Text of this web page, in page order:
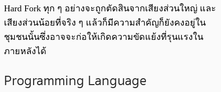
Hard Fork ทุก ๆ อย่างจะถูกตัดสินจากเสียงส่วนใหญ่ และ
เสียงส่วนน้อยที่จริง ๆ แล้วก็มีความสำคัญก็ยังคงอยู่ใน
ชุมชนนั้นซึ่งอาจจะก่อให้เกิดความขัดแย้งที่รุนแรงใน
ภายหลังได้
Programming Language